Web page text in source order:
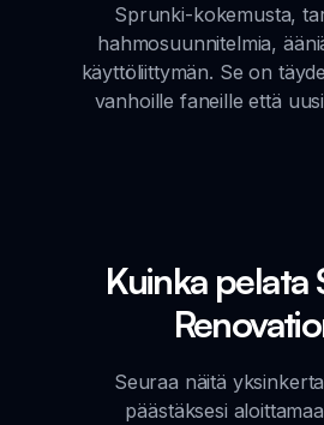
Sprunki-kokemusta,
hahmosuunnitelmia,
käyttöliittymän. Se on
vanhoille faneille että
Kuinka pelata
Seuraa näitä
päästäksesi